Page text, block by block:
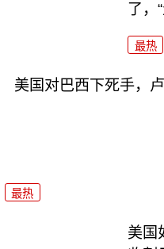
了，
最热
美国对巴西下死手，
最热
美国